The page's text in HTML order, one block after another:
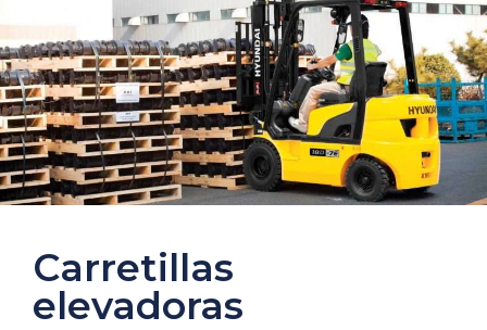
Carretillas
elevadoras